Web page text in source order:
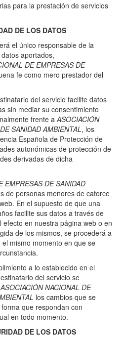
para la prestación de servicios
DE LOS DATOS
el único responsable de la
aportados,
DE EMPRESAS DE
fe como mero prestador del
del servicio facilite datos
sin mediar su consentimiento
frente aASOCIACIÓN
SANIDAD AMBIENTAL, los
Española de Protección de
autonómicas de protección de
derivadas de dicha
EMPRESAS DE SANIDAD
de personas menores de catorce
En el supuesto de que una
facilite sus datos a través de
en nuestra página web o en
de los mismos, se procederá a
mismo momento en que se
a lo establecido en el
del servicio se
ASOCIACIÓN NACIONAL DE
los cambios que se
que respondan con
en todo momento.
DE LOS DATOS